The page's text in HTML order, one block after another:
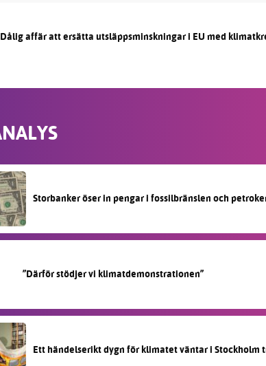
Dålig affär att ersätta utsläppsminskningar i EU med
Storbanker öser in pengar i fossilbränslen och
”Därför stödjer vi klimatdemonstrationen”
Ett händelserikt dygn för klimatet väntar i Stockholm